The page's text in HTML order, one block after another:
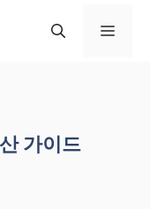
메
가이드